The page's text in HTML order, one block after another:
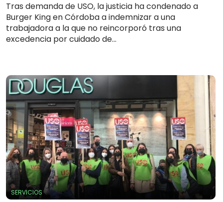
Tras demanda de USO, la justicia ha condenado a
Burger King en Córdoba a indemnizar a una
trabajadora a la que no reincorporó tras una
excedencia por cuidado de...
SERVICIOS